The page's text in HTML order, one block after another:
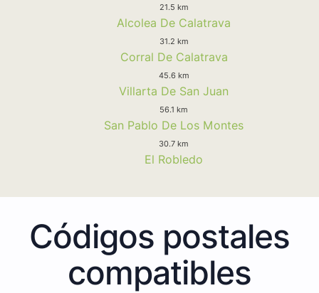
21.5 km
Alcolea De Calatrava
31.2 km
Corral De Calatrava
45.6 km
Villarta De San Juan
56.1 km
San Pablo De Los Montes
30.7 km
El Robledo
Códigos postales
compatibles